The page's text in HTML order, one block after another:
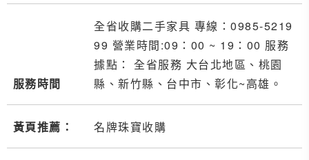
服務時間
全省收購二手家具 專線：0985-5219
99 營業時間:09：00 ~ 19：00 服務
據點： 全省服務 大台北地區、桃園
縣、新竹縣、台中市、彰化~高雄。
黃頁推薦： 名牌珠寶收購